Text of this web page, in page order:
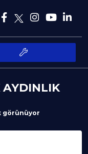
AYDINLIK
görünüyor